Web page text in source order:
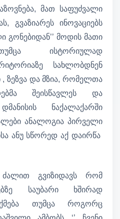
მათ საფუძვალი
გვაზიარეს ინოვაციებს
გონებიდან’’ მოდის მათი
ისტორიულად
სახლობდნენ
ზეზვა და მზია, რომელთა
შეისწავლეს და
ნაქალაქარში
ანალოგია პირველი
ანუ სწორედ აქ დაირწა
ძალით გვიზიდავს რომ
საუბარი ხშირად
თუმცა როგორც